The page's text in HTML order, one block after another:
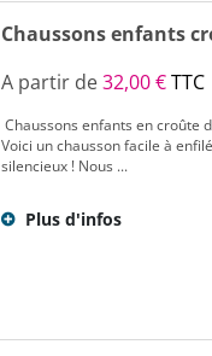
Chaussons enfants
A partir de32,00 €TTC
Chaussons enfants en croûte
Voici un chausson facile à
silencieux ! Nous ...
Plus d'infos